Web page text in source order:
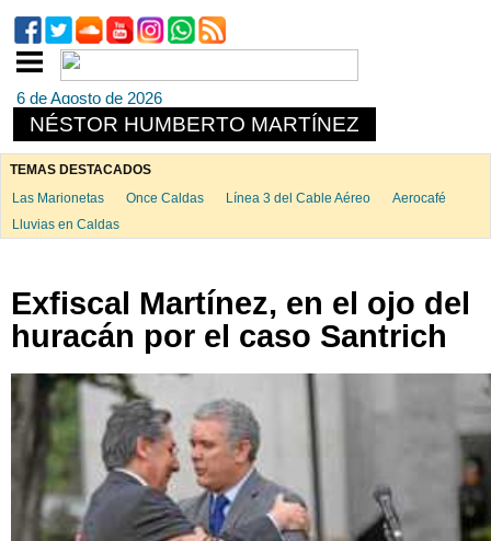
6 de Agosto de 2026
NÉSTOR HUMBERTO MARTÍNEZ
TEMAS DESTACADOS
Las Marionetas
Once Caldas Línea 3 del Cable Aéreo
Aerocafé
Lluvias en Caldas
Exfiscal Martínez, en el ojo del
huracán por el caso Santrich